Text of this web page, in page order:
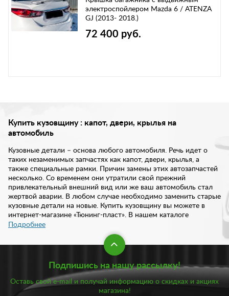
электроспойлером Mazda 6 / ATENZA
GJ (2013- 2018.)
72 400 руб.
Купить кузовщину : капот, двери, крылья на
автомобиль
Кузовные детали – основа любого автомобиля. Речь идет о
таких незаменимых запчастях как капот, двери, крылья, а
также специальные рамки. Причин замены этих автозапчастей
несколько. Со временем они утратили свой прежний
привлекательный внешний вид или же ваш автомобиль стал
жертвой аварии. В любом случае необходимо заменить старые
кузовные детали на новые. Купить кузовщину вы можете в
интернет-магазине «Тюнинг-пласт». В нашем каталоге
предложен широкий спектр запчастей кузова на любую марку
Кузовные автозапчасти сегодня распространены довольно
широко. Купить, например, дверь или капот на определенную
марку машины достаточно просто. И в нашем интернет-
магазине мы постарались собрать максимально большой
ассортимент автозапчастей под запросы своих клиентов. Это
Подробнее
Подпишись на нашу рассылку!
Оставь свой e-mail и получай информацию о скидках и акциях
магазина!